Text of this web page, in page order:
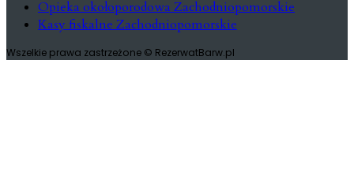
Opieka okołoporodowa Zachodniopomorskie
Kasy fiskalne Zachodniopomorskie
Wszelkie prawa zastrzeżone © RezerwatBarw.pl